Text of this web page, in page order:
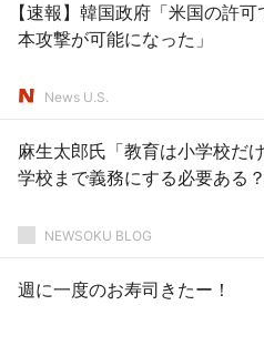
【速報】韓国政府「米国の許
本攻撃が可能になった」
News U.S.
麻生太郎氏「教育は小学校だ
学校まで義務にする必要ある？
NEWSOKU BLOG
週に一度のお寿司きたー！